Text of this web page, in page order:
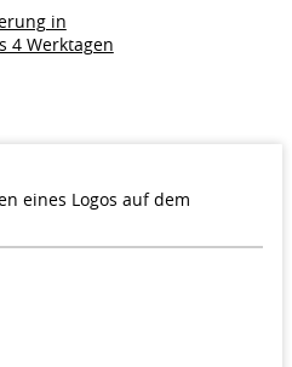
in
4 Werktagen
eines Logos auf dem